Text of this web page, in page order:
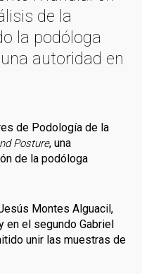
de la
la podóloga
autoridad en
de Podología de la
Posture, una
de la podóloga
Montes Alguacil,
en el segundo Gabriel
unir las muestras de